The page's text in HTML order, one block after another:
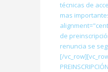
técnicas de
mas
de
renuncia se
[/